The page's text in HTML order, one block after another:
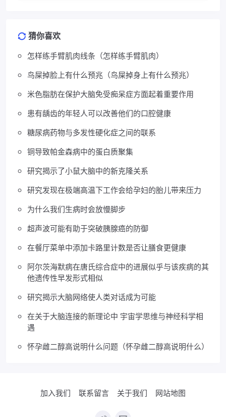
猜你喜欢
怎样练手臂肌肉线条（怎样练手臂肌肉）
鸟屎掉脸上有什么预兆（鸟屎掉身上有什么预兆）
米色脂肪在保护大脑免受痴呆症方面起着重要作用
患有龋齿的年轻人可以改善他们的口腔健康
糖尿病药物与多发性硬化症之间的联系
铜导致帕金森病中的蛋白质聚集
研究揭示了小鼠大脑中的新克隆关系
研究发现在极端高温下工作会给孕妇的胎儿带来压力
为什么我们生病时会放慢脚步
超声波可能有助于突破胰腺癌的防御
在餐厅菜单中添加卡路里计数是否让膳食更健康
阿尔茨海默病在唐氏综合症中的进展似乎与该疾病的其
他遗传性早发形式相似
研究揭示大脑网络使人类对话成为可能
在关于大脑连接的新理论中 宇宙学思维与神经科学相
遇
怀孕雌二醇高说明什么问题（怀孕雌二醇高说明什么）
加入我们 联系留言 关于我们 网站地图